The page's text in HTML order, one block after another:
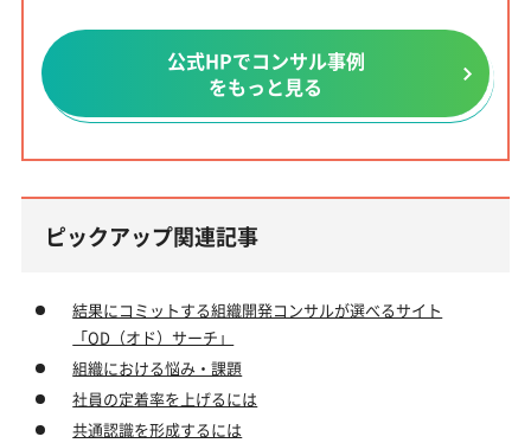
公式HPでコンサル事例
をもっと見る
ピックアップ関連記事
結果にコミットする組織開発コンサルが選べるサイト
「OD（オド）サーチ」
組織における悩み・課題
社員の定着率を上げるには
共通認識を形成するには